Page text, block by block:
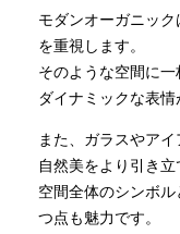
モダンオーガニッ
を重視します。
そのような空間に
ダイナミックな表情
また、ガラスやア
自然美をより引き立
空間全体のシンボ
つ点も魅力です。